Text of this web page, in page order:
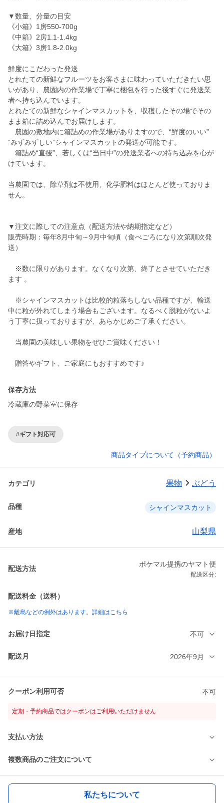
▼数量、分量の目安
《小箱》1房550-700g
《中箱》2房1.1-1.4kg
《大箱》3房1.8-2.0kg
鮮度にこだわった発送
とれたての新鮮なフルーツをお客さまに味わっていただきたい思
いがあり、農園内の作業場で丁寧に梱包を行った後すぐに発送業
者へ持ち込んでいます。
とれたての新鮮なシャインマスカットを、収穫したその場でその
まま箱に詰め込んでお届けします。
農園の敷地内に箱詰めの作業場がありますので、“鮮度のいい”
”みずみずしい”シャインマスカットの発送が可能です。
箱詰め“直後”、若しくは“当日中”の発送業者への持ち込みを心が
けています。
当農園では、除草剤は不使用、化学肥料はほとんど使っておりま
せん。
▼注文に際しての注意点（配送方法や納期指定など）
販売時期：毎年8月中旬～9月中旬頃（食べごろになり次第順次発
送）
※数に限りがあります。なくなり次第、終了とさせていただき
ます 。
※シャインマスカットは比較的粒落ちしない品種ですが、輸送
中に粒が外れてしまう場合もございます。なるべく脱粒がないよ
う丁寧に扱っておりますが、あらかじめご了承ください。
当農園の美味しい果物をぜひご賞味ください！
贈答やギフト、ご家庭にもおすすめです♪
保存方法
冷蔵庫の野菜室に保存
#ギフト対応可
商品タイプについて（予約商品）
カテゴリ 果物 ぶどう
品種 シャインマスカット
産地 山梨県
配送方法
ポケマル提携のヤマト便
配送区分:
配送料金（送料）
※離島などの例外はあります。詳細はこちら
お届け日指定 不可
配送月 2026年9月
クーポン利用可否 不可
定期・予約商品ではクーポンはご利用いただけません
支払い方法
複数商品のご注文について
私たちについて